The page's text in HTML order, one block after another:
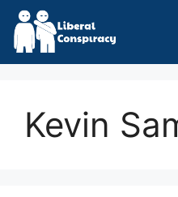
Skip
content
Kevin